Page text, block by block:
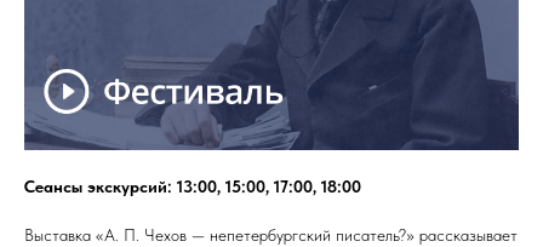
Сеансы экскурсий: 13:00, 15:00, 17:00, 18:00
Выставка «А. П. Чехов — непетербургский писатель?» рассказывает